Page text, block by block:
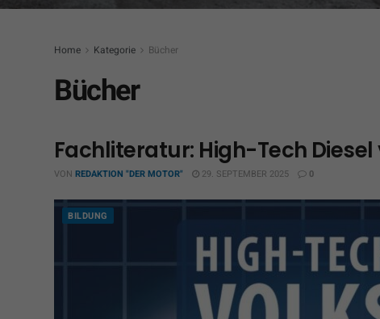
Home Kategorie Bücher
Bücher
Fachliteratur: High-Tech
VON REDAKTION "DER MOTOR" 29. SEPTEMBER 2025 0
BILDUNG